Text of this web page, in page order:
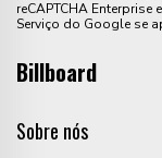
reCAPTCHA
Serviço do Google se
Billboard
Sobre nós